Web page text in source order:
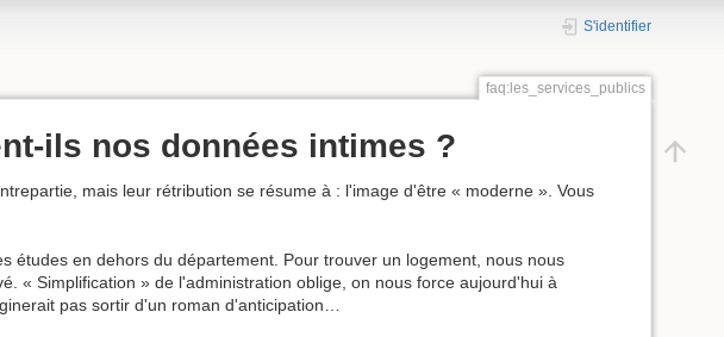
S'identifier
faq:les_services_publics
ils nos données intimes ?
mais leur rétribution se résume à : l'image d'être « moderne ». Vous
études en dehors du département. Pour trouver un logement, nous nous
« Simplification » de l'administration oblige, on nous force aujourd'hui à
pas sortir d'un roman d'anticipation…